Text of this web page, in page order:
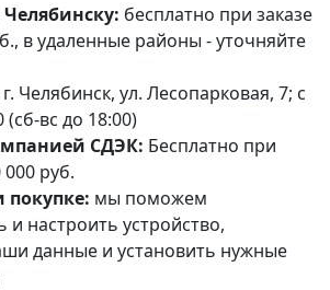
бесплатно при заказе
в удаленные районы - уточняйте
г. Челябинск, ул. Лесопарковая, 7; с
(сб-вс до 18:00)
СДЭК: Бесплатно при
000 руб.
мы поможем
и настроить устройство,
данные и установить нужные